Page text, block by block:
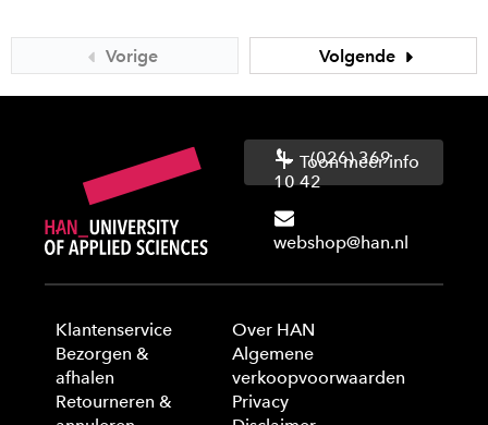
Vorige Volgende
(026) 369
10 42
webshop@han.nl
Toon meer info
Klantenservice
Bezorgen &
afhalen
Retourneren &
Over HAN
Algemene
verkoopvoorwaarden
Privacy